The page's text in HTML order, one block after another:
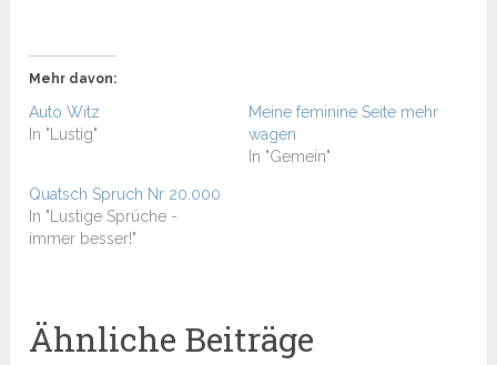
Mehr davon:
Auto Witz
In "Lustig"
Meine feminine Seite mehr
wagen
In "Gemein"
Quatsch Spruch Nr 20.000
In "Lustige Sprüche -
immer besser!"
Ähnliche Beiträge